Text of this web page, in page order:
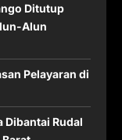
Ditutup
Alun
Pelayaran di
Dibantai Rudal